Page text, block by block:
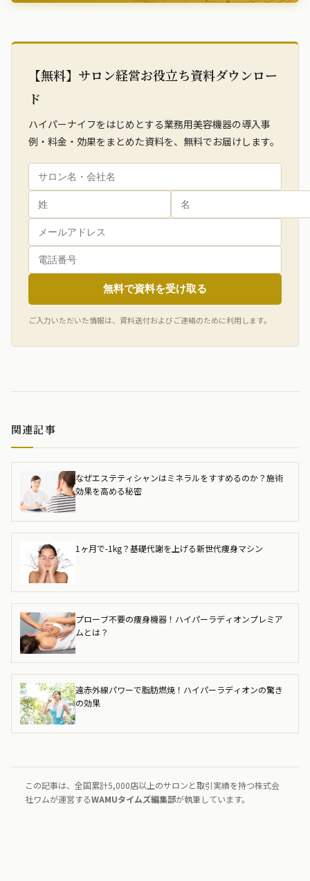
【無料】サロン経営お役立ち資料ダウンロー
ド
ハイパーナイフをはじめとする業務用美容機器の導入事
例・料金・効果をまとめた資料を、無料でお届けします。
無料で資料を受け取る
ご入力いただいた情報は、資料送付およびご連絡のために利用します。
関連記事
なぜエステティシャンはミネラルをすすめるのか？施術
効果を高める秘密
1ヶ月で-1kg？基礎代謝を上げる新世代痩身マシン
プローブ不要の痩身機器！ハイパーラディオンプレミア
ムとは？
遠赤外線パワーで脂肪燃焼！ハイパーラディオンの驚き
の効果
この記事は、全国累計5,000店以上のサロンと取引実績を持つ株式会
社ワムが運営するWAMUタイムズ編集部が執筆しています。